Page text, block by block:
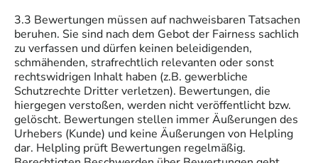
3.3 Bewertungen müssen auf nachweisbaren Tatsachen
beruhen. Sie sind nach dem Gebot der Fairness sachlich
zu verfassen und dürfen keinen beleidigenden,
schmähenden, strafrechtlich relevanten oder sonst
rechtswidrigen Inhalt haben (z.B. gewerbliche
Schutzrechte Dritter verletzen). Bewertungen, die
hiergegen verstoßen, werden nicht veröffentlicht bzw.
gelöscht. Bewertungen stellen immer Äußerungen des
Urhebers (Kunde) und keine Äußerungen von Helpling
dar. Helpling prüft Bewertungen regelmäßig.